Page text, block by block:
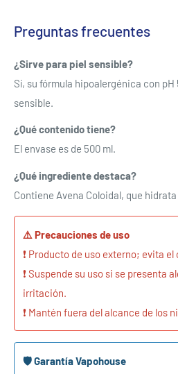
Preguntas frecuentes
¿Sirve para piel sensible?
Sí, su fórmula hipoalergénica con pH
sensible.
¿Qué contenido tiene?
El envase es de 500 ml.
¿Qué ingrediente destaca?
Contiene Avena Coloidal, que
⚠️ Precauciones de uso
❗ Producto de uso externo; evita
❗ Suspende su uso si se presenta
irritación.
❗ Mantén fuera del alcance de los
🛡️ Garantía Vapohouse
Inicie sesión en su cuenta para
lista de deseos y ver los
anteriormente.